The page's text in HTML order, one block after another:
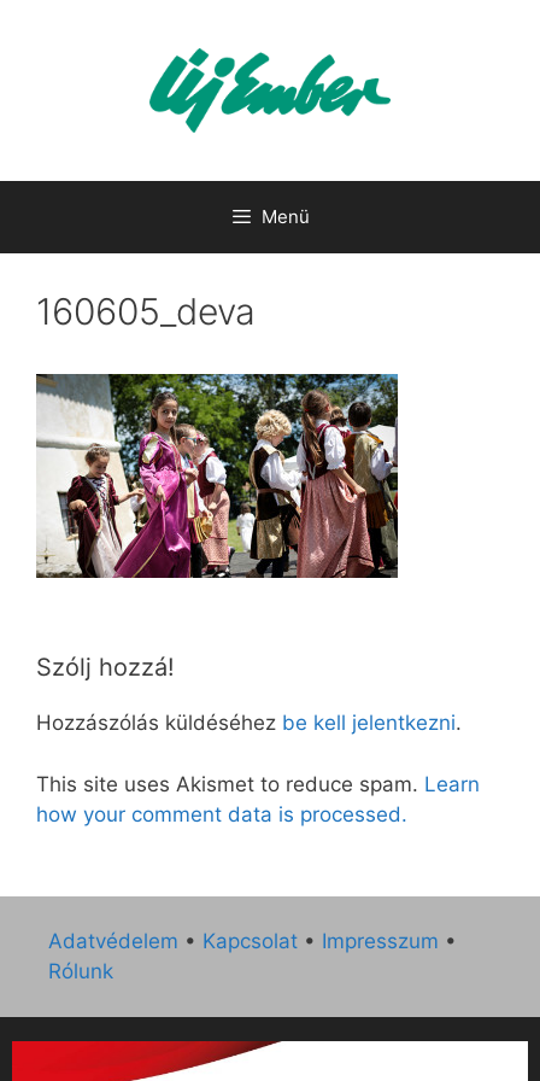
Menü
160605_deva
Szólj hozzá!
Hozzászólás küldéséhez be kell jelentkezni.
This site uses Akismet to reduce spam. Learn
how your comment data is processed.
Adatvédelem • Kapcsolat • Impresszum •
Rólunk